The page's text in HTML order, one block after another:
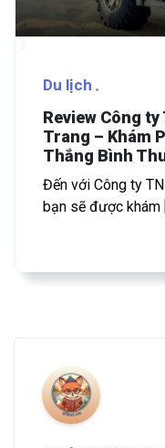
Du lịch
Review Công
Trang – Khám
Thắng Bình
Đến với Công ty
bạn sẽ được khám